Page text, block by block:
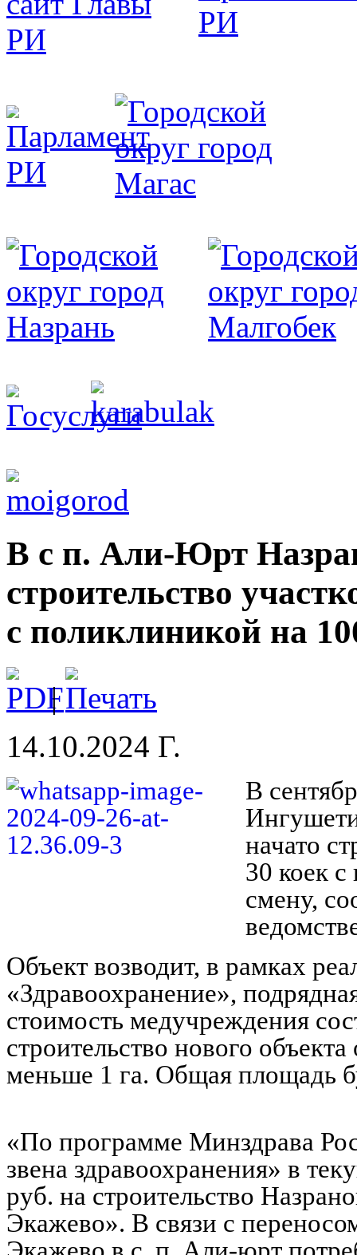
В с п. Али-Юрт
строительство
с поликлиникой на
|
14.10.2024 Г.
В
начато
30 коек
смену,
Объект возводит, в рамках
«Здравоохранение»,
стоимость медучреждения
строительство нового
меньше 1 га. Общая площадь
«По программе Минздрава
звена здравоохранения» в
руб. на строительство
Экажево». В связи с